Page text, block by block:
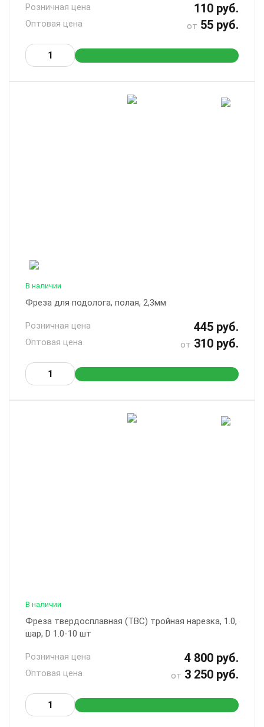
Розничная цена 110 руб.
Оптовая цена от 55 руб.
В наличии
Фреза для подолога, полая, 2,3мм
Розничная цена 445 руб.
Оптовая цена от 310 руб.
В наличии
Фреза твердосплавная (ТВС) тройная нарезка, 1.0,
шар, D 1.0-10 шт
Розничная цена 4 800 руб.
Оптовая цена от 3 250 руб.